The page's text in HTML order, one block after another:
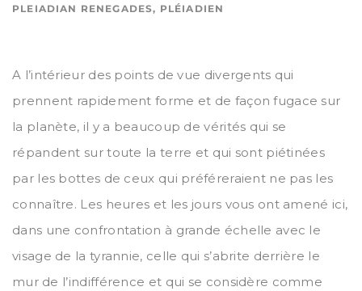
PLEIADIAN RENEGADES, PLÉIADIEN
A l’intérieur des points de vue divergents qui
prennent rapidement forme et de façon fugace sur
la planète, il y a beaucoup de vérités qui se
répandent sur toute la terre et qui sont piétinées
par les bottes de ceux qui préféreraient ne pas les
connaître. Les heures et les jours vous ont amené ici,
dans une confrontation à grande échelle avec le
visage de la tyrannie, celle qui s’abrite derrière le
mur de l’indifférence et qui se considère comme